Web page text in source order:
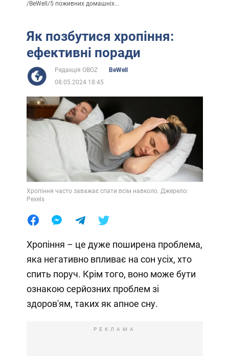
/BeWell /5 поживних домашніх...
Як позбутися хропіння:
ефективні поради
Редакція OBOZ
BeWell
08.05.2024 18:45
Хропіння часто заважає спати всім навколо. Джерело:
Pexels
Хропіння – це дуже поширена проблема,
яка негативно впливає на сон усіх, хто
спить поруч. Крім того, воно може бути
ознакою серйозних проблем зі
здоров'ям, таких як апное сну.
РЕКЛАМА